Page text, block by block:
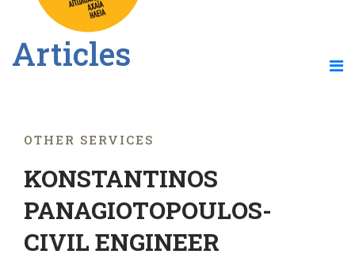
Articles
OTHER SERVICES
KONSTANTINOS
PANAGIOTOPOULOS-
CIVIL ENGINEER